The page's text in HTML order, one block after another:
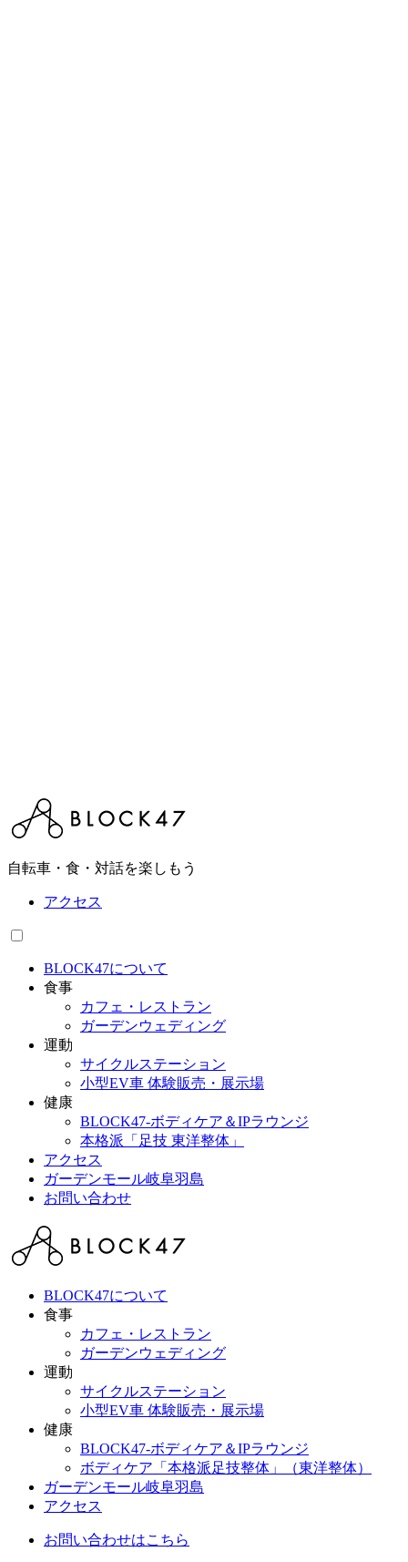
自転車・食・対話を楽しもう
アクセス
BLOCK47について
食事
カフェ・レストラン
ガーデンウェディング
運動
サイクルステーション
小型EV車 体験販売・展示場
健康
BLOCK47‐ボディケア＆IPラウンジ
本格派「足技 東洋整体」
アクセス
ガーデンモール岐阜羽島
お問い合わせ
BLOCK47について
食事
カフェ・レストラン
ガーデンウェディング
運動
サイクルステーション
小型EV車 体験販売・展示場
健康
BLOCK47‐ボディケア＆IPラウンジ
ボディケア「本格派足技整体」（東洋整体）
ガーデンモール岐阜羽島
アクセス
お問い合わせはこちら